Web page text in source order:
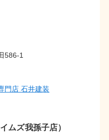
586-1
門店 石井建装
ムズ我孫子店）